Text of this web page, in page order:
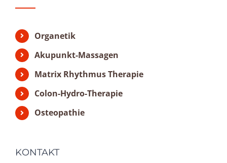
Organetik
Akupunkt-Massagen
Matrix Rhythmus Therapie
Colon-Hydro-Therapie
Osteopathie
KONTAKT